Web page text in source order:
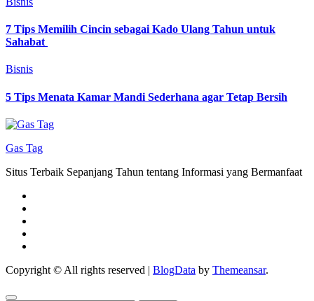
7 Tips Memilih Cincin sebagai Kado Ulang Tahun untuk
Sahabat
Bisnis
5 Tips Menata Kamar Mandi Sederhana agar Tetap Bersih
Gas Tag
Situs Terbaik Sepanjang Tahun tentang Informasi yang Bermanfaat
Copyright © All rights reserved | BlogData by Themeansar.